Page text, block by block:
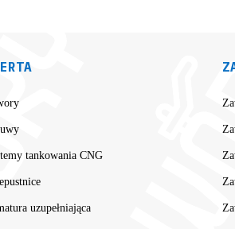
tankowania CNG
uzupełniająca